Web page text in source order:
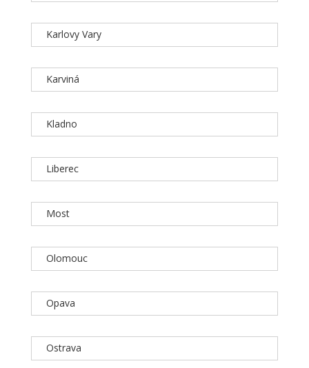
Karlovy Vary
Karviná
Kladno
Liberec
Most
Olomouc
Opava
Ostrava